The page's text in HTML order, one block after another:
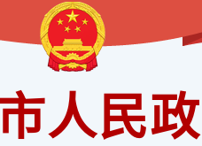
人民